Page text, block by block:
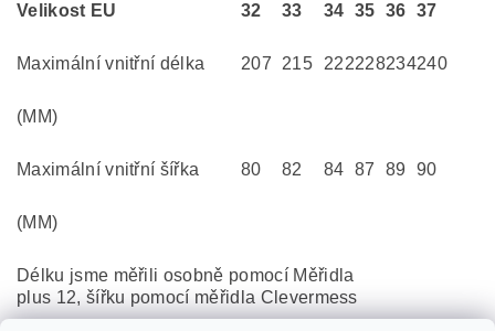
Velikost EU 32 33 34 35 36 37
Maximální vnitřní délka 207 215 222228234240
(MM)
Maximální vnitřní šířka 80 82 84 87 89 90
(MM)
Délku jsme měřili osobně pomocí Měřidla
plus 12, šířku pomocí měřidla Clevermess